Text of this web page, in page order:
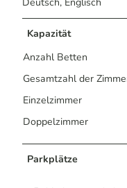
Kapazität
Anzahl Betten
Gesamtzahl der
Einzelzimmer
Doppelzimmer
Parkplätze